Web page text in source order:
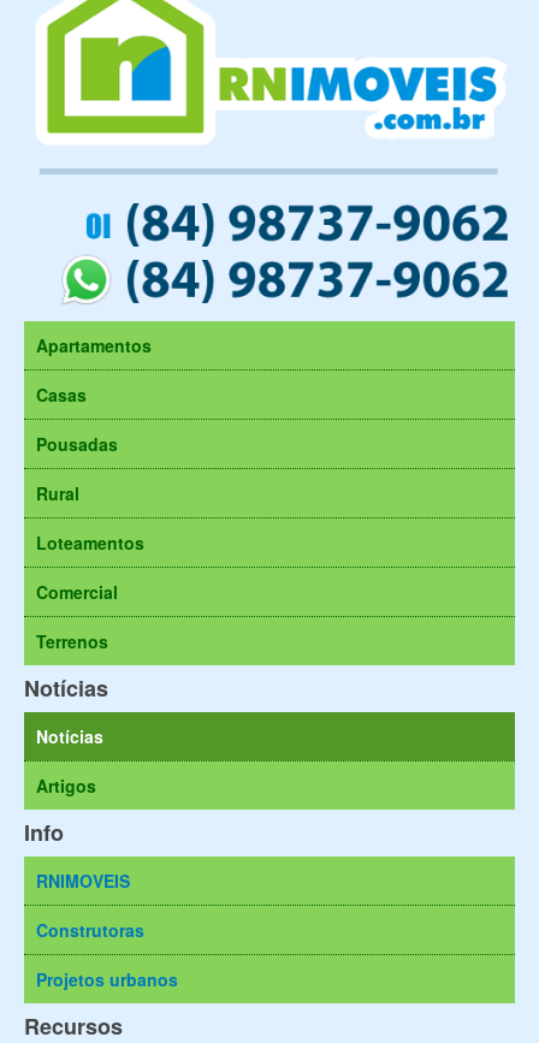
Apartamentos
Casas
Pousadas
Rural
Loteamentos
Comercial
Terrenos
Notícias
Notícias
Artigos
Info
RNIMOVEIS
Construtoras
Projetos urbanos
Recursos